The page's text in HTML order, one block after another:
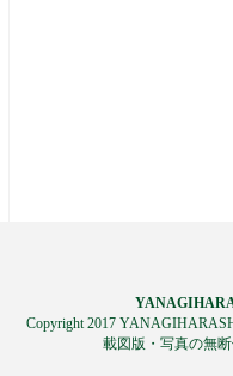
Copyright 2017
載図版・写真の無